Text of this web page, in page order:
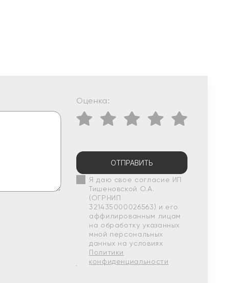
Оценка:
ОТПРАВИТЬ
Я даю свое согласие ИП
Тишеновской О.А.
(ОГРНИП
321435000026563) и его
аффилированным лицам
на обработку указанных
мной персональных
данных на условиях
Политики
конфиденциальности